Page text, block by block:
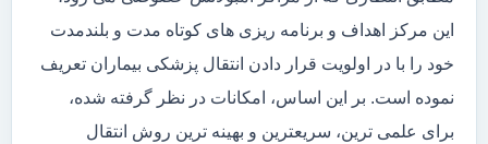
این مرکز اهداف و برنامه ریزی های کوتاه مدت و بلندمدت
خود را با در اولویت قرار دادن انتقال پزشکی بیماران تعریف
نموده است. بر این اساس، امکانات در نظر گرفته شده،
برای علمی ترین، سریعترین و بهینه ترین روش انتقال